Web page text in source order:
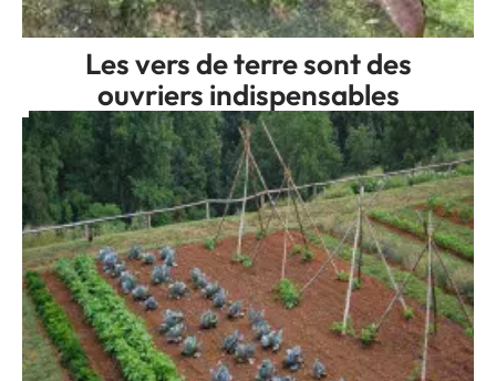
Les vers de terre sont des
ouvriers indispensables